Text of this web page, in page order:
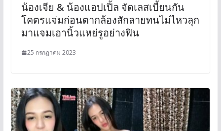
น้องเจีย & น้องแอปเปิ้ล จัดเลสเบี้ยนกัน
โคตรแจ่มก่อนตากล้องสักลายทนไม่ไหวลุก
มาแจมเอานิ้วแหย่รูอย่างฟิน
25 กรกฎาคม 2023